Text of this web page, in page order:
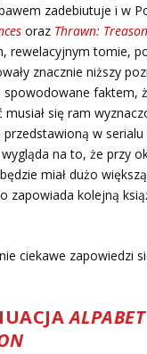
zadebiutuje i w
oraz Thrawn: Treason
rewelacyjnym tomie,
znacznie niższy
spowodowane faktem,
musiał się ram
w serialu
na to, że przy
miał dużo
zapowiada kolejną
ciekawe zapowiedzi
ALPABET